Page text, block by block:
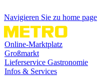
Navigieren Sie zu home page
Online-Marktplatz
Großmarkt
Lieferservice Gastronomie
Infos & Services